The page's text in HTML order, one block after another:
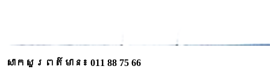
សាកសួរពត៌មាន៖ 011 88 75 66